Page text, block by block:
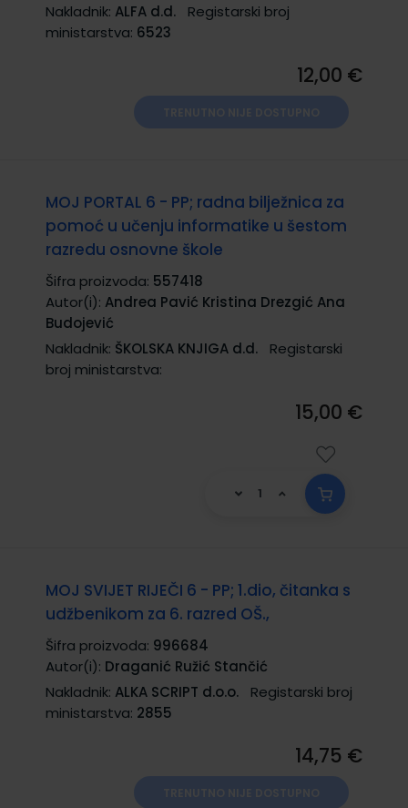
Nakladnik: ALFA d.d.
Registarski broj
ministarstva: 6523
12,00 €
MOJ PORTAL 6 - PP; radna bilježnica za
pomoć u učenju informatike u šestom
razredu osnovne škole
Šifra proizvoda: 557418
Autor(i): Andrea Pavić Kristina Drezgić Ana
Budojević
Nakladnik: ŠKOLSKA KNJIGA d.d.
Registarski
broj ministarstva:
15,00 €
MOJ SVIJET RIJEČI 6 - PP; 1.dio, čitanka s
udžbenikom za 6. razred OŠ.,
Šifra proizvoda: 996684
Autor(i): Draganić Ružić Stančić
Nakladnik: ALKA SCRIPT d.o.o.
Registarski broj
ministarstva: 2855
14,75 €